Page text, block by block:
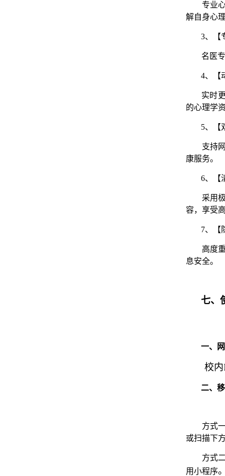
专业
解自身心
3、
名医
4、【
实时
的心理学
5、【
支持
康服务。
6、【
采用
容，享受
7、【
高度
息安全。
七、
一、
校内
二、
方式
或扫描下
方式
用小程序